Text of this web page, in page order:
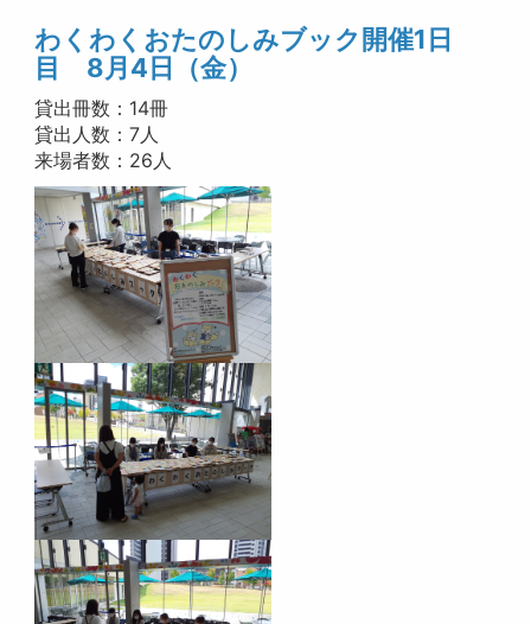
わくわく おたのしみブック開催1日
目 8月4 日（金）
貸出冊数：14冊
貸出人数：7人
来場者数：26人